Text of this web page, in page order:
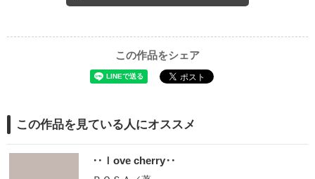
この作品をシェア
この作品を見ている人にオススメ
‥ｌove cherry‥